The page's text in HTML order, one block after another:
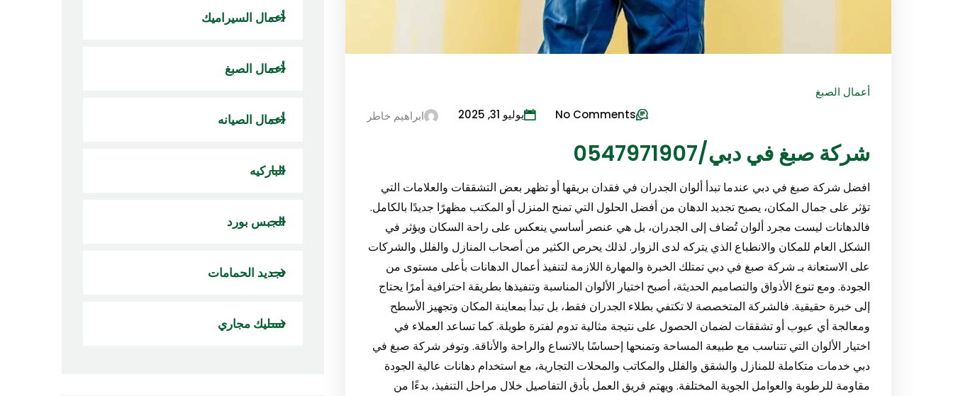
أعمال الصبغ
ابراهيم خاطر
يوليو 31, 2025 No Comments
شركة صبغ في دبي/0547971907
افضل شركة صبغ في دبي عندما تبدأ ألوان الجدران في فقدان بريقها أو تظهر بعض التشققات والعلامات التي
تؤثر على جمال المكان، يصبح تجديد الدهان من أفضل الحلول التي تمنح المنزل أو المكتب مظهرًا جديدًا بالكامل.
فالدهانات ليست مجرد ألوان تُضاف إلى الجدران، بل هي عنصر أساسي ينعكس على راحة السكان ويؤثر في
الشكل العام للمكان والانطباع الذي يتركه لدى الزوار. لذلك يحرص الكثير من أصحاب المنازل والفلل والشركات
على الاستعانة بـ شركة صبغ في دبي تمتلك الخبرة والمهارة اللازمة لتنفيذ أعمال الدهانات بأعلى مستوى من
الجودة. ومع تنوع الأذواق والتصاميم الحديثة، أصبح اختيار الألوان المناسبة وتنفيذها بطريقة احترافية أمرًا يحتاج
إلى خبرة حقيقية. فالشركة المتخصصة لا تكتفي بطلاء الجدران فقط، بل تبدأ بمعاينة المكان وتجهيز الأسطح
ومعالجة أي عيوب أو تشققات لضمان الحصول على نتيجة مثالية تدوم لفترة طويلة. كما تساعد العملاء في
اختيار الألوان التي تتناسب مع طبيعة المساحة وتمنحها إحساسًا بالاتساع والراحة والأناقة. وتوفر شركة صبغ في
دبي خدمات متكاملة للمنازل والشقق والفلل والمكاتب والمحلات التجارية، مع استخدام دهانات عالية الجودة
مقاومة للرطوبة والعوامل الجوية المختلفة. ويهتم فريق العمل بأدق التفاصيل خلال مراحل التنفيذ، بدءًا من
أعمال السيراميك
أعمال الصبغ
أعمال الصيانه
الباركيه
الجبس بورد
تجديد الحمامات
تسليك مجاري